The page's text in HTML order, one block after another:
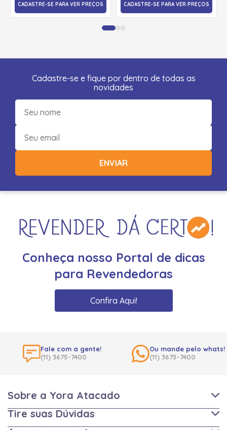
CADASTRE-SE PARA VER PREÇOS CADASTRE-SE PARA VER PREÇOS
Cadastre-se e fique por dentro de todas as
novidades
ENVIAR
Conheça nosso Portal de dicas
para Revendedoras
Confira Aqui!
Fale com a gente!
(11) 3675-7400
Ou mande pelo whats!
(11) 3675-7400
Sobre a Yora Atacado
Tire suas Dúvidas